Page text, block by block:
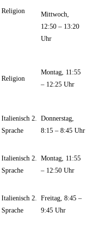
Religion
Mittwoch,
12:50 – 13:20
Uhr
Religion
Montag, 11:55
– 12:25 Uhr
Italienisch 2.
Sprache
Donnerstag,
8:15 – 8:45 Uhr
Italienisch 2.
Sprache
Montag, 11:55
– 12:50 Uhr
Italienisch 2.
Sprache
Freitag, 8:45 –
9:45 Uhr